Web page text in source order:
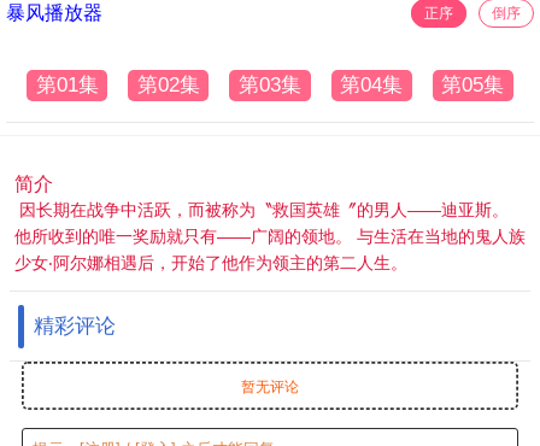
暴风播放器 正序 倒序
第01集 第02集 第03集 第04集 第05集
简介
因长期在战争中活跃，而被称为〝救国英雄〞的男人——迪亚斯。
他所收到的唯一奖励就只有——广阔的领地。 与生活在当地的鬼人族
少女‧阿尔娜相遇后，开始了他作为领主的第二人生。
精彩评论
暂无评论